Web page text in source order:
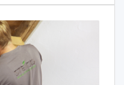
TECTÓNICA Encofrados
sistemas estructurales